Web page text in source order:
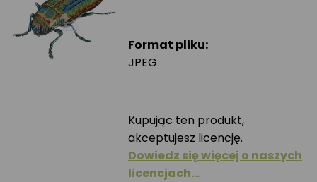
Format pliku:
JPEG
Kupując ten produkt,
akceptujesz licencję.
Dowiedz się więcej o naszych
licencjach…